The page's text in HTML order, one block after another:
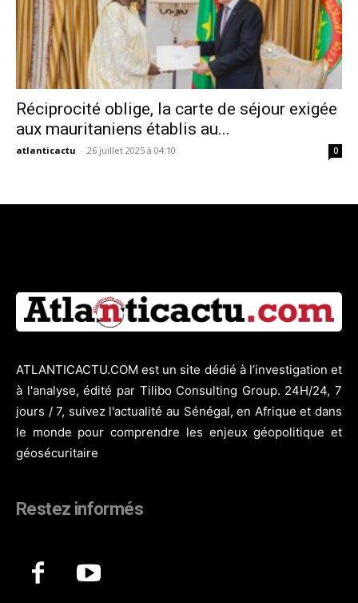
Réciprocité oblige, la carte de séjour exigée
aux mauritaniens établis au...
atlanticactu - 26 juillet 2025 à 04:10 0
ATLANTICACTU.COM est un site dédié à l’investigation et
à l'analyse, édité par Tilibo Consulting Group. 24H/24, 7
jours / 7, suivez l'actualité au Sénégal, en Afrique et dans
le monde pour comprendre les enjeux géopolitique et
géosécuritaire
Restez informés